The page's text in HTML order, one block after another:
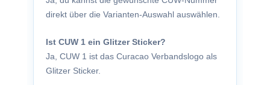
direkt über die Varianten-Auswahl auswählen.
Ist CUW 1 ein Glitzer Sticker?
Ja, CUW 1 ist das Curacao Verbandslogo als
Glitzer Sticker.